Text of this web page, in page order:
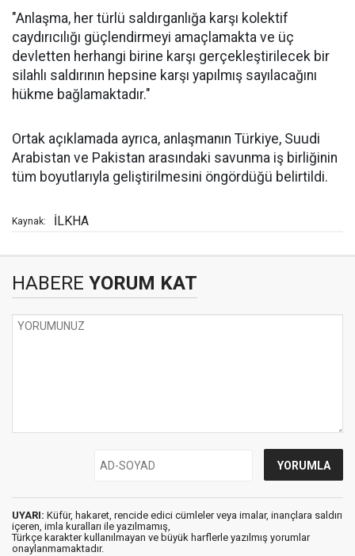
"Anlaşma, her türlü saldırganlığa karşı kolektif
caydırıcılığı güçlendirmeyi amaçlamakta ve üç
devletten herhangi birine karşı gerçekleştirilecek bir
silahlı saldırının hepsine karşı yapılmış sayılacağını
hükme bağlamaktadır."
Ortak açıklamada ayrıca, anlaşmanın Türkiye, Suudi
Arabistan ve Pakistan arasındaki savunma iş birliğinin
tüm boyutlarıyla geliştirilmesini öngördüğü belirtildi.
Kaynak: İLKHA
HABERE YORUM KAT
UYARI: Küfür, hakaret, rencide edici cümleler veya imalar, inançlara saldırı
içeren, imla kuralları ile yazılmamış,
Türkçe karakter kullanılmayan ve büyük harflerle yazılmış yorumlar
onaylanmamaktadır.